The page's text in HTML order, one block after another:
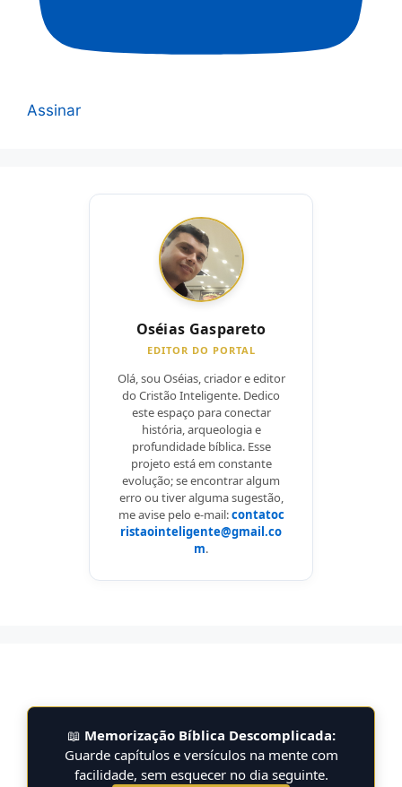
Assinar
Oséias Gaspareto
EDITOR DO PORTAL
Olá, sou Oséias, criador e editor
do Cristão Inteligente. Dedico
este espaço para conectar
história, arqueologia e
profundidade bíblica. Esse
projeto está em constante
evolução; se encontrar algum
erro ou tiver alguma sugestão,
me avise pelo e-mail:contatoc
ristaointeligente@gmail.co
m.
📖 Memorização Bíblica Descomplicada:
Guarde capítulos e versículos na mente com
facilidade, sem esquecer no dia seguinte.